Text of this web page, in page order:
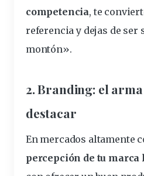
competencia, te
referencia y dejas de ser
montón».
2. Branding: el
destacar
En mercados altamente
percepción de tu marca